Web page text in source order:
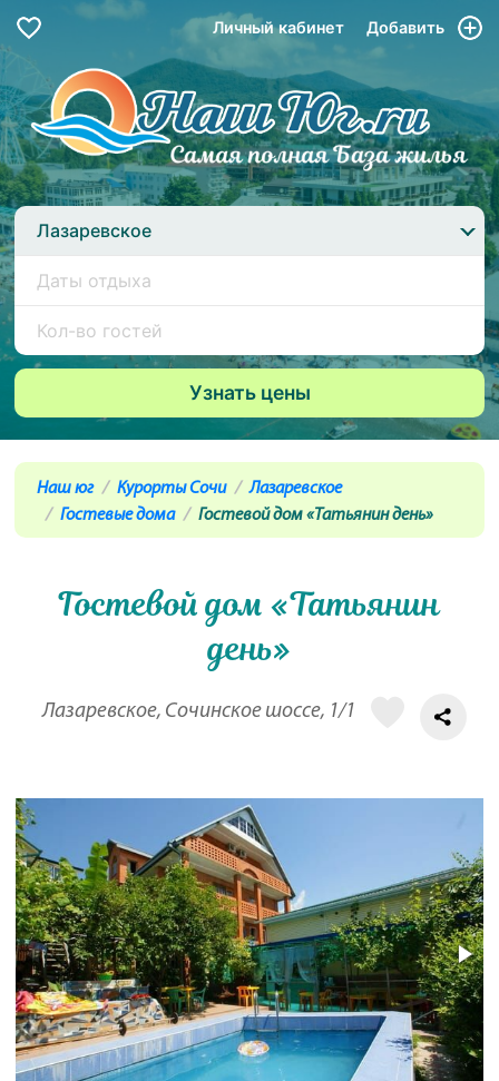
Личный кабинет Добавить
Лазаревское
Наш юг Курорты Сочи
Лазаревское
Гостевые дома
Гостевой дом «Татьянин день»
Гостевой дом «Татьянин
день»
Лазаревское, Сочинское шоссе, 1/1